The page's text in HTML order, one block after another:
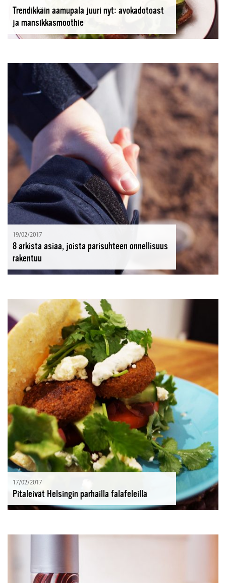
Trendikkäin aamupala juuri nyt: avokadotoast
ja mansikkasmoothie
19/02/2017
8 arkista asiaa, joista parisuhteen onnellisuus
rakentuu
17/02/2017
Pitaleivät Helsingin parhailla falafeleillä